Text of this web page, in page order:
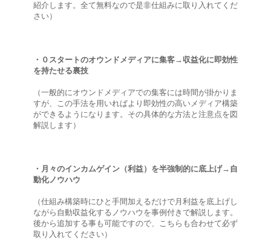
紹介します。全て無料なので是非仕組みに取り入れてくだ
さい）
・０スタートのオウンドメディアに集客→収益化に即効性
を持たせる裏技
（一般的にオウンドメディアでの集客には時間が掛かりま
すが、この手法を用いればより即効性の高いメディア構築
ができるようになります。その具体的な方法と注意点を図
解説します）
・月々のインカムゲイン（利益）を半強制的に底上げ→自
動化ノウハウ
（仕組み構築時にひと手間加えるだけで月利益を底上げし
ながら自動収益化するノウハウを事例付きで解説します。
後から追加する事も可能ですので、こちらも合わせて必ず
取り入れてください）